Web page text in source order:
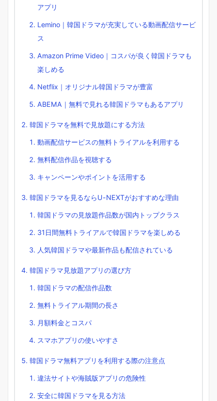
アプリ
Lemino｜韓国ドラマが充実している動画配信サービ
ス
Amazon Prime Video｜コスパが良く韓国ドラマも
楽しめる
Netflix｜オリジナル韓国ドラマが豊富
ABEMA｜無料で見れる韓国ドラマもあるアプリ
韓国ドラマを無料で見放題にする方法
動画配信サービスの無料トライアルを利用する
無料配信作品を視聴する
キャンペーンやポイントを活用する
韓国ドラマを見るならU-NEXTがおすすめな理由
韓国ドラマの見放題作品数が国内トップクラス
31日間無料トライアルで韓国ドラマを楽しめる
人気韓国ドラマや最新作品も配信されている
韓国ドラマ見放題アプリの選び方
韓国ドラマの配信作品数
無料トライアル期間の長さ
月額料金とコスパ
スマホアプリの使いやすさ
韓国ドラマ無料アプリを利用する際の注意点
違法サイトや海賊版アプリの危険性
安全に韓国ドラマを見る方法